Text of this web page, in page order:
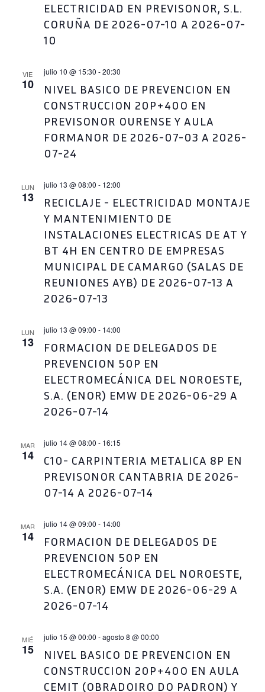
ELECTRICIDAD EN PREVISONOR, S.L.
CORUÑA DE 2026-07-10 A 2026-07-
10
VIE
10
NIVEL BASICO DE PREVENCION EN
CONSTRUCCION 20P+40O EN
PREVISONOR OURENSE Y AULA
FORMANOR DE 2026-07-03 A 2026-
07-24
julio 10 @ 15:30 -20:30
LUN
13
RECICLAJE - ELECTRICIDAD MONTAJE
Y MANTENIMIENTO DE
INSTALACIONES ELECTRICAS DE AT Y
BT 4H EN CENTRO DE EMPRESAS
MUNICIPAL DE CAMARGO (SALAS DE
REUNIONES AYB) DE 2026-07-13 A
2026-07-13
julio 13 @ 08:00 - 12:00
LUN
13
FORMACION DE DELEGADOS DE
PREVENCION 50P EN
ELECTROMECÁNICA DEL NOROESTE,
S.A. (ENOR) EMW DE 2026-06-29 A
2026-07-14
julio 13 @ 09:00 - 14:00
MAR
14
C10- CARPINTERIA METALICA 8P EN
PREVISONOR CANTABRIA DE 2026-
07-14 A 2026-07-14
julio 14 @ 08:00 - 16:15
MAR
14
FORMACION DE DELEGADOS DE
PREVENCION 50P EN
ELECTROMECÁNICA DEL NOROESTE,
S.A. (ENOR) EMW DE 2026-06-29 A
2026-07-14
julio 14 @ 09:00 - 14:00
MIÉ
15
NIVEL BASICO DE PREVENCION EN
CONSTRUCCION 20P+40O EN AULA
CEMIT (OBRADOIRO DO PADRON) Y
julio 15 @ 00:00 -agosto 8 @ 00:00